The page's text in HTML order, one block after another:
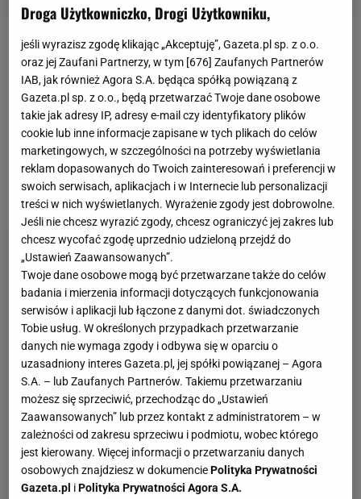
Cagliari, Empoli, Torino, Sassuolo - w tych zespołach
występował Sebastian Walukiewicz od odejścia z
Pogoni Szczecin. 26-latek wyrobił sobie bardzo
dobrą markę wSerieA. We włoskiej elicie rozegrał
już 143 spotkania. Nie przełożyło się to jednak na
zaufanie selekcjonerów, gdyż Walukiewicz w
reprezentacji wystąpił tylko 10-krotnie.
Droga Użytkowniczko, Drogi Użytkowniku,
jeśli wyrazisz zgodę klikając „Akceptuję”, Gazeta.pl sp. z o.o.
oraz jej Zaufani Partnerzy, w tym [676] Zaufanych Partnerów
IAB, jak również Agora S.A. będąca spółką powiązaną z
Gazeta.pl sp. z o.o., będą przetwarzać Twoje dane osobowe
takie jak adresy IP, adresy e-mail czy identyfikatory plików
cookie lub inne informacje zapisane w tych plikach do celów
marketingowych, w szczególności na potrzeby wyświetlania
reklam dopasowanych do Twoich zainteresowań i preferencji w
swoich serwisach, aplikacjach i w Internecie lub personalizacji
treści w nich wyświetlanych. Wyrażenie zgody jest dobrowolne.
Jeśli nie chcesz wyrazić zgody, chcesz ograniczyć jej zakres lub
chcesz wycofać zgodę uprzednio udzieloną przejdź do
„Ustawień Zaawansowanych”.
Twoje dane osobowe mogą być przetwarzane także do celów
badania i mierzenia informacji dotyczących funkcjonowania
serwisów i aplikacji lub łączone z danymi dot. świadczonych
Tobie usług. W określonych przypadkach przetwarzanie
danych nie wymaga zgody i odbywa się w oparciu o
uzasadniony interes Gazeta.pl, jej spółki powiązanej – Agora
S.A. – lub Zaufanych Partnerów. Takiemu przetwarzaniu
możesz się sprzeciwić, przechodząc do „Ustawień
Zaawansowanych” lub przez kontakt z administratorem – w
zależności od zakresu sprzeciwu i podmiotu, wobec którego
jest kierowany. Więcej informacji o przetwarzaniu danych
osobowych znajdziesz w dokumenciePolityka Prywatności
Gazeta.pl iPolityka Prywatności Agora S.A.